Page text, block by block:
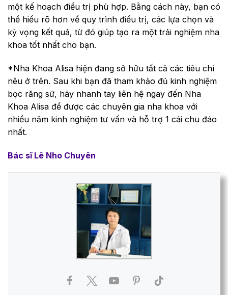
một kế hoạch điều trị phù hợp. Bằng cách này, bạn có
thể hiểu rõ hơn về quy trình điều trị, các lựa chọn và
kỳ vọng kết quả, từ đó giúp tạo ra một trải nghiệm nha
khoa tốt nhất cho bạn.
*Nha Khoa Alisa hiện đang sở hữu tất cả các tiêu chí
nêu ở trên. Sau khi bạn đã tham khảo đủ kinh nghiệm
bọc răng sứ, hãy nhanh tay liên hệ ngay đến Nha
Khoa Alisa để được các chuyên gia nha khoa với
nhiều năm kinh nghiệm tư vấn và hỗ trợ 1 cái chu đáo
nhất.
Bác sĩ Lê Nho Chuyên